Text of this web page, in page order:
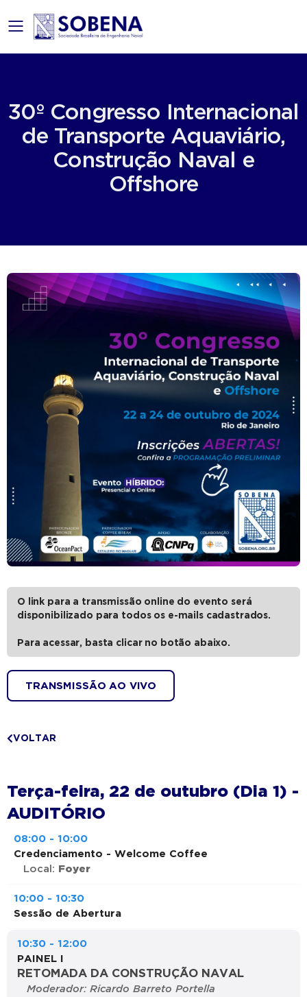
mobile menu
30º Congresso Internacional
de Transporte Aquaviário,
Construção Naval e
Offshore
O link para a transmissão online do evento será
disponibilizado para todos os e-mails cadastrados.
Para acessar, basta clicar no botão abaixo.
TRANSMISSÃO AO VIVO
VOLTAR
Terça-feira, 22 de outubro (Dia 1) -
AUDITÓRIO
08:00 - 10:00
Credenciamento - Welcome Coffee
Local:
Foyer
10:00 - 10:30
Sessão de Abertura
10:30 - 12:00
PAINEL I
RETOMADA DA CONSTRUÇÃO NAVAL
Moderador: Ricardo Barreto Portella